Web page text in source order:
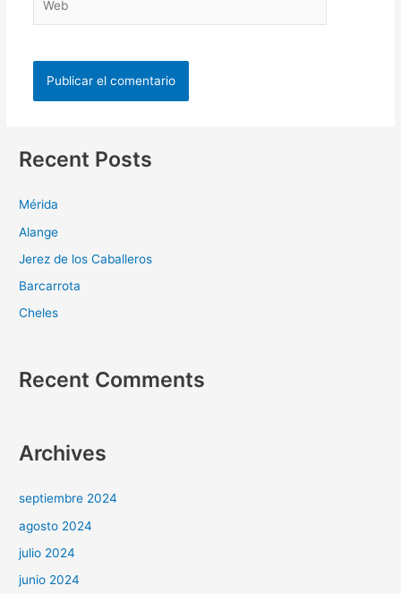
Recent Posts
Mérida
Alange
Jerez de los Caballeros
Barcarrota
Cheles
Recent Comments
Archives
septiembre 2024
agosto 2024
julio 2024
junio 2024